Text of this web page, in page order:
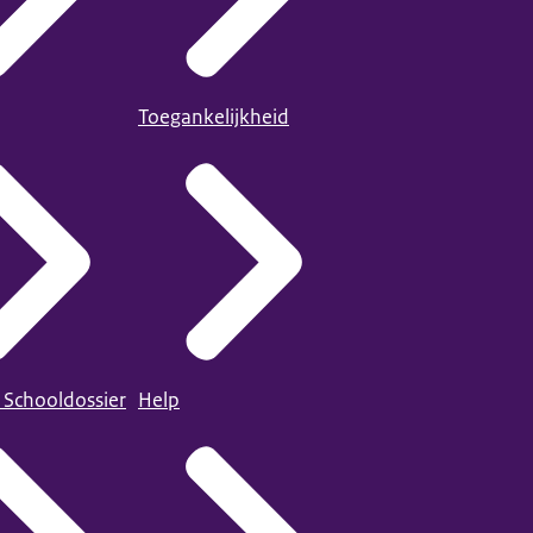
Toegankelijkheid
Help